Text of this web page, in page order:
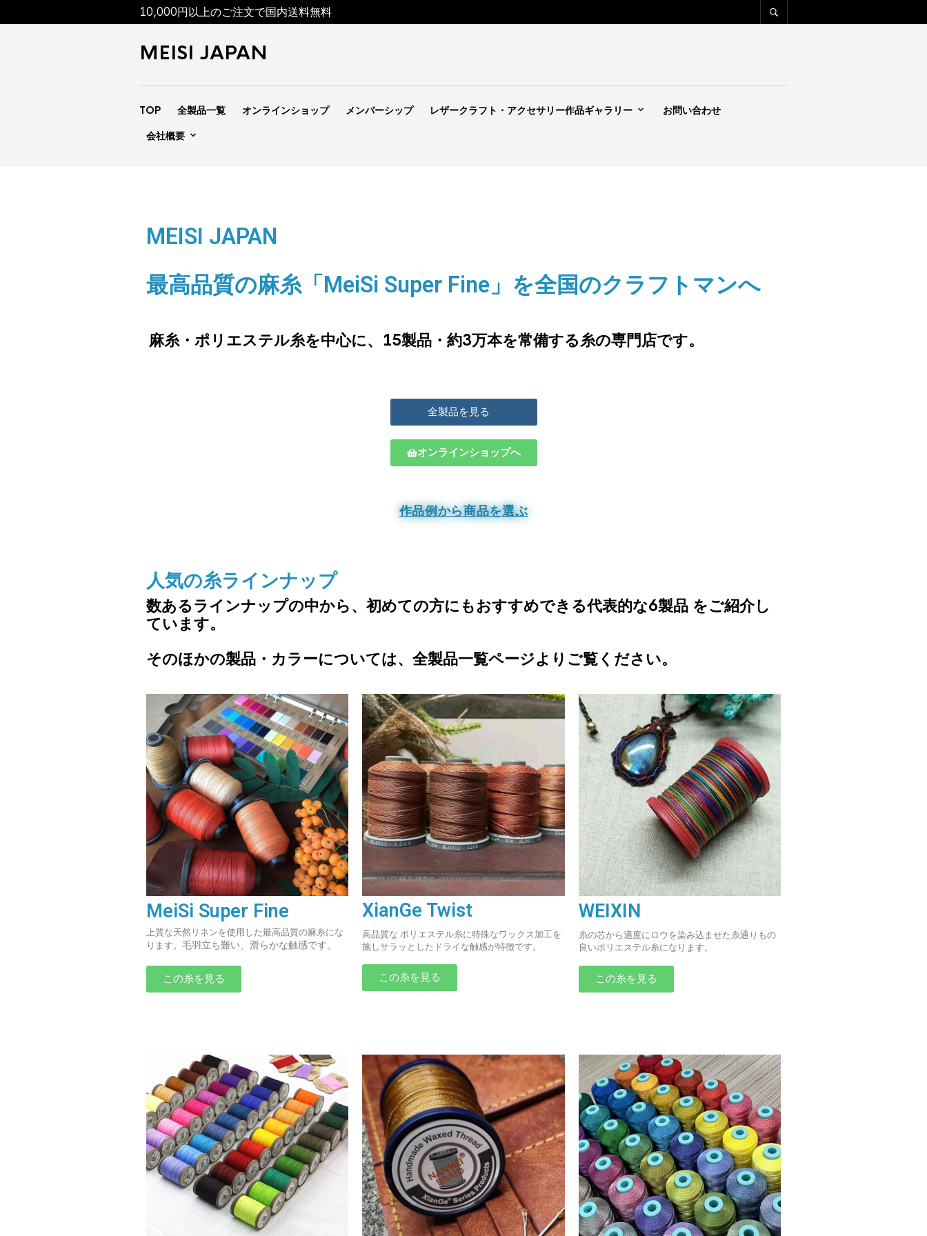
10,000円以上のご注文で国内送料無料
MEISI JAPAN
TOP 全製品一覧 オンラインショップ メンバーシップ レザークラフト・アクセサリー作品ギャラリー お問い合わせ
会社概要
MEISI JAPAN
最高品質の麻糸「MeiSi Super Fine」を全国のクラフトマンへ
麻糸・ポリエステル糸を中心に、15製品・約3万本を常備する糸の専門店です。
全製品を見る
オンラインショップへ
作品例から商品を選ぶ
人気の糸ラインナップ
数あるラインナップの中から、 初めての方にもおすすめできる代表的な6製品 をご紹介し
ています。
そのほかの製品・カラーについては、全製品一覧ページよりご覧ください。
MeiSi Super Fine
上質な天然リネンを使用した最高品質の麻糸にな
ります。 毛羽立ち難い、滑らかな触感です。
この糸を見る
XianGe Twist
高品質な ポリエステル糸に特殊なワックス加工を
施しサラッとしたドライな触感が特徴です。
この糸を見る
WEIXIN
糸の芯から適度にロウを染み込ませた糸通りもの
良いポリエステル糸になります。
この糸を見る